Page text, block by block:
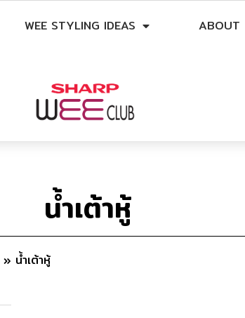
WEE STYLING IDEAS ABOUT
น้ำเต้าหู้
» น้ำเต้าหู้